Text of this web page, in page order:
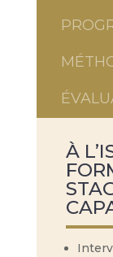
À